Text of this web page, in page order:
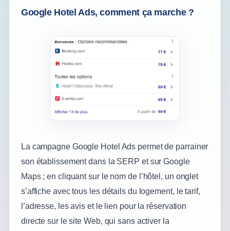
Google Hotel Ads, comment ça marche ?
La campagne Google Hotel Ads permet de parrainer
son établissement dans la SERP et sur Google
Maps ; en cliquant sur le nom de l’hôtel, un onglet
s’affiche avec tous les détails du logement, le tarif,
l’adresse, les avis et le lien pour la réservation
directe sur le site Web, qui sans activer la